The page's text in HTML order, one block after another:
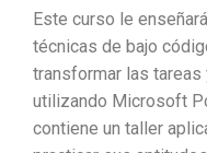
Este curso le
técnicas de bajo
transformar las
utilizando Microsoft
contiene un taller